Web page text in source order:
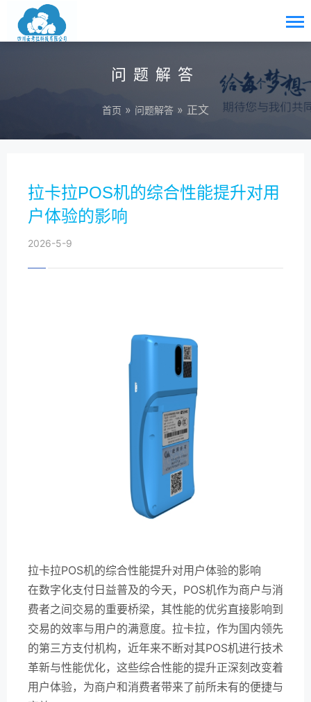
问题解答
首页 » 问题解答 » 正文
拉卡拉POS机的综合性能提升对用
户体验的影响
2026-5-9
拉卡拉POS机的综合性能提升对用户体验的影响
在数字化支付日益普及的今天，POS机作为商户与消
费者之间交易的重要桥梁，其性能的优劣直接影响到
交易的效率与用户的满意度。拉卡拉，作为国内领先
的第三方支付机构，近年来不断对其POS机进行技术
革新与性能优化，这些综合性能的提升正深刻改变着
用户体验，为商户和消费者带来了前所未有的便捷与